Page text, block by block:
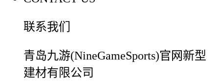
联系我们
青岛九游(NineGameSports)官网新型
建材有限公司